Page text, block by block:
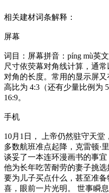
相关建材词条解释：
屏幕
词目：屏幕拼音：píng mù英
尺寸依荧幕对角线计算，通
对角的长度。常用的显示屏
高比为 4:3（还有少量比例为
16:9。
手机
10月1日， 上帝仍然驻守天堂
多数航班准点起降，克雷顿·
谈妥了一本连环漫画书的事宜
他为长年吃苦耐劳的妻子挑
要为儿子买点什么，甚至准
喜，眼前一片光明。 世事瞬